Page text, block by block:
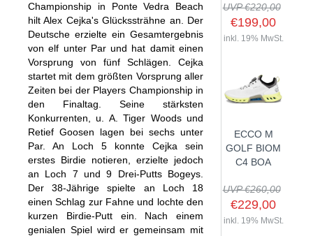
SHOP
GOLFSCHLÄGER
DRIVER
FAIRWAYHÖLZER
EISENSÄTZE
WEDGES
HYBRIDS
DRIVING EISEN
BAGS
CARTBAGS
STANDBAGS
TRAVELBAGS
SONSTIGE BAGS
TROLLIES
PUSH- & PULLTROLLIES
TROLLEY ZUBEHÖR
BÄLLE
GOLFBÄLLE
LOGOBÄLLE
SCHUHE
HERREN GOLFSCHUHE
BEKLEIDUNG
HERREN
HANDSCHUHE
Championship in Ponte Vedra Beach
hilt Alex Cejka's Glückssträhne an. Der
Deutsche erzielte ein Gesamtergebnis
von elf unter Par und hat damit einen
Vorsprung von fünf Schlägen. Cejka
startet mit dem größten Vorsprung aller
Zeiten bei der Players Championship in
den Finaltag. Seine stärksten
Konkurrenten, u. A. Tiger Woods und
Retief Goosen lagen bei sechs unter
Par. An Loch 5 konnte Cejka sein
erstes Birdie notieren, erzielte jedoch
an Loch 7 und 9 Drei-Putts Bogeys.
Der 38-Jährige spielte an Loch 18
einen Schlag zur Fahne und lochte den
kurzen Birdie-Putt ein. Nach einem
genialen Spiel wird er gemeinsam mit
UVP €220,00
€199,00
inkl. 19% MwSt.
ECCO M
GOLF BIOM
C4 BOA
UVP €260,00
€229,00
inkl. 19% MwSt.